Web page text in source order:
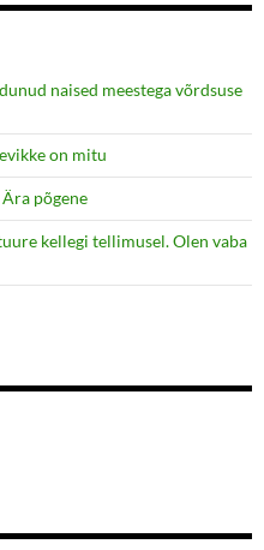
naised meestega võrdsuse
on mitu
põgene
kellegi tellimusel. Olen vaba